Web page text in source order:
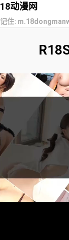
18动漫网
记住: